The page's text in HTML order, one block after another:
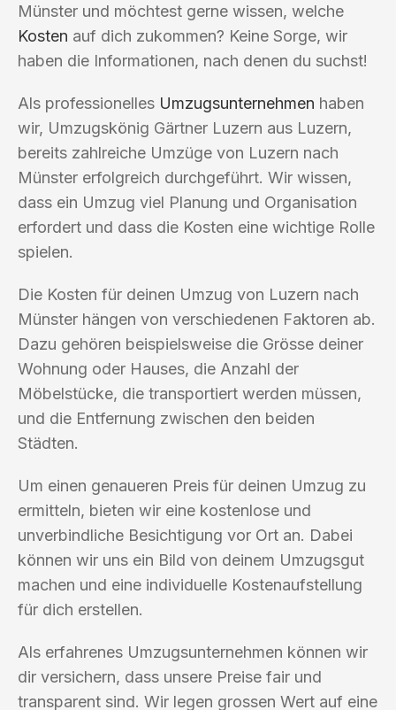
Münster und möchtest gerne wissen, welche
Kosten auf dich zukommen? Keine Sorge, wir
haben die Informationen, nach denen du suchst!
Als professionelles Umzugsunternehmen haben
wir, Umzugskönig Gärtner Luzern aus Luzern,
bereits zahlreiche Umzüge von Luzern nach
Münster erfolgreich durchgeführt. Wir wissen,
dass ein Umzug viel Planung und Organisation
erfordert und dass die Kosten eine wichtige Rolle
spielen.
Die Kosten für deinen Umzug von Luzern nach
Münster hängen von verschiedenen Faktoren ab.
Dazu gehören beispielsweise die Grösse deiner
Wohnung oder Hauses, die Anzahl der
Möbelstücke, die transportiert werden müssen,
und die Entfernung zwischen den beiden
Städten.
Um einen genaueren Preis für deinen Umzug zu
ermitteln, bieten wir eine kostenlose und
unverbindliche Besichtigung vor Ort an. Dabei
können wir uns ein Bild von deinem Umzugsgut
machen und eine individuelle Kostenaufstellung
für dich erstellen.
Als erfahrenes Umzugsunternehmen können wir
dir versichern, dass unsere Preise fair und
transparent sind. Wir legen grossen Wert auf eine